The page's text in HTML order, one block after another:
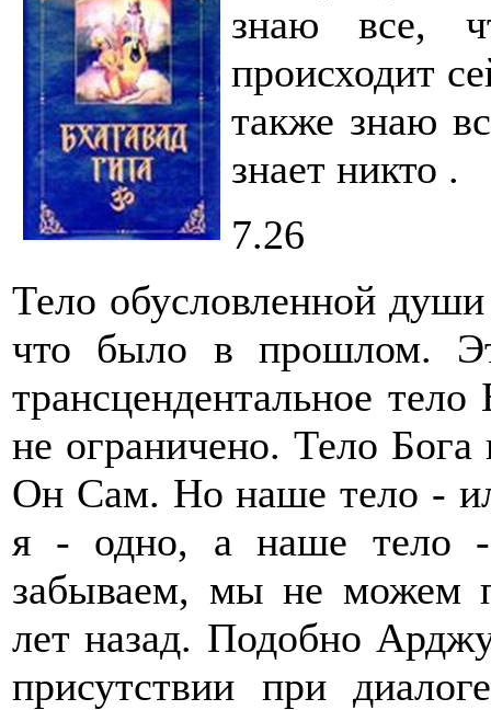
знаю все,
происходит
также знаю
знает никто .
7.26
Тело обусловленной
что было в прошлом.
трансцендентальное
не ограничено. Тело
Он Сам. Но наше тело -
я - одно, а наше тело
забываем, мы не можем
лет назад. Подобно
присутствии при